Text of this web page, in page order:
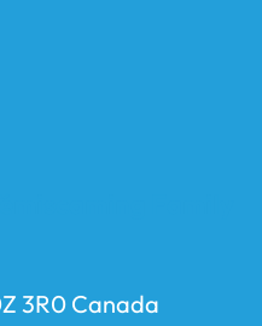
3R0 Canada